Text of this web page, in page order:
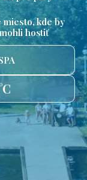
miesto, kde by
hostiť